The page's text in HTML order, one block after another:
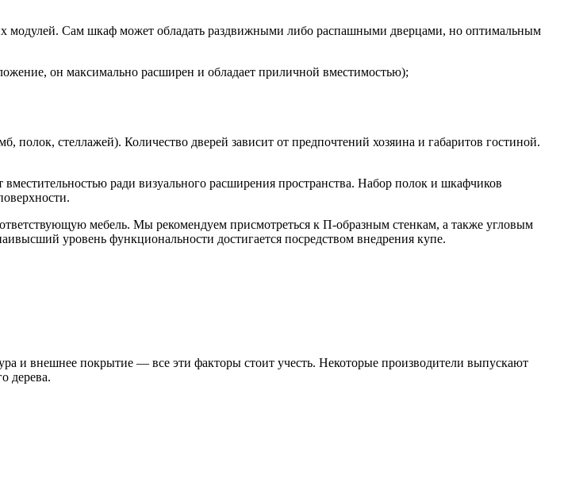
модулей. Сам шкаф может обладать раздвижными либо распашными дверцами, но оптимальным
он максимально расширен и обладает приличной вместимостью);
стеллажей). Количество дверей зависит от предпочтений хозяина и габаритов гостиной.
ради визуального расширения пространства. Набор полок и шкафчиков
мебель. Мы рекомендуем присмотреться к П-образным стенкам, а также угловым
уровень функциональности достигается посредством внедрения купе.
и внешнее покрытие — все эти факторы стоит учесть. Некоторые производители выпускают
дерева.